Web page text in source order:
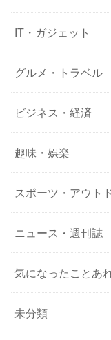
IT・ガジェット
グルメ・トラベル
ビジネス・経済
趣味・娯楽
スポーツ・アウト
ニュース・週刊誌
気になったことあ
未分類